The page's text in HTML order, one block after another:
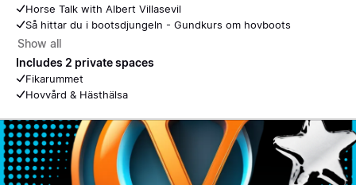
Horse Talk with Albert Villasevil
Så hittar du i bootsdjungeln - Gundkurs om hovboots
Show all
Includes 2 private spaces
Fikarummet
Hovvård & Hästhälsa